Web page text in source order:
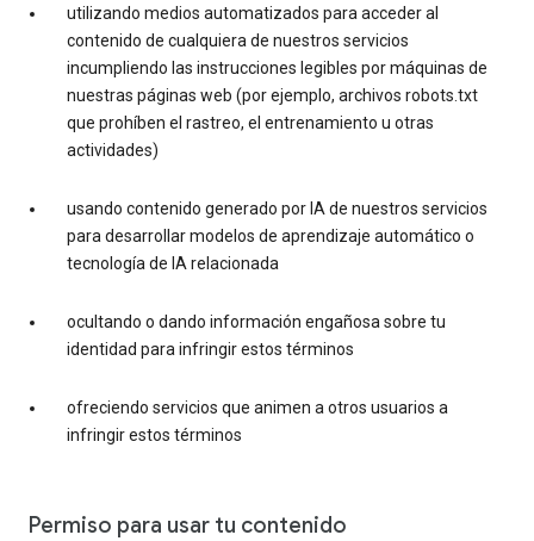
utilizando medios automatizados para acceder al
contenido de cualquiera de nuestros servicios
incumpliendo las instrucciones legibles por máquinas de
nuestras páginas web (por ejemplo, archivos robots.txt
que prohíben el rastreo, el entrenamiento u otras
actividades)
usando contenido generado por IA de nuestros servicios
para desarrollar modelos de aprendizaje automático o
tecnología de IA relacionada
ocultando o dando información engañosa sobre tu
identidad para infringir estos términos
ofreciendo servicios que animen a otros usuarios a
infringir estos términos
Permiso para usar tu contenido